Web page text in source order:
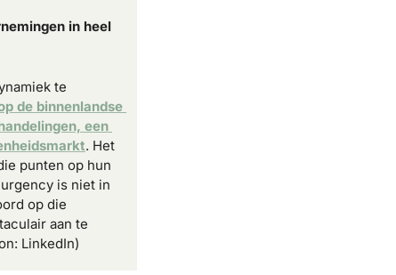
in heel
te
de binnenlandse
een
. Het
punten op hun
is niet in
op die
aan te
LinkedIn)